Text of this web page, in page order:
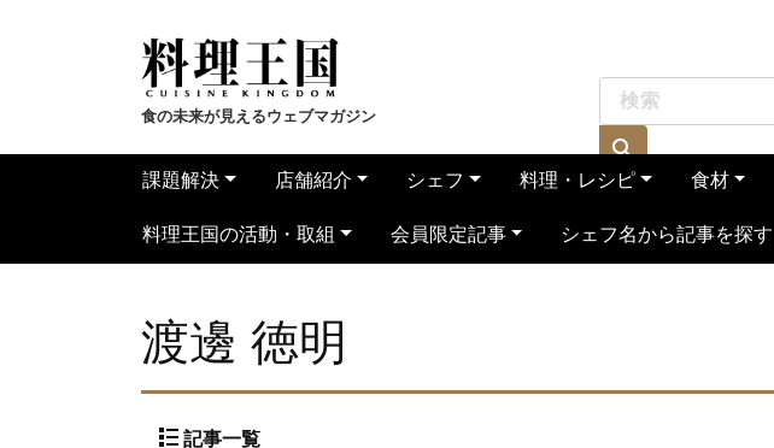
食の未来が見えるウェブマガジン
課題解決 店舗紹介 シェフ 料理・レシピ 食材
料理王国の活動・取組 会員限定記事 シェフ名から記事を探す
渡邊 徳明
記事一覧